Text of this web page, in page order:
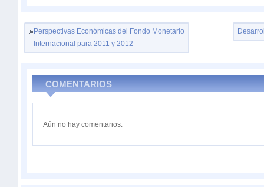
Perspectivas Económicas del Fondo Monetario
Internacional para 2011 y 2012
COMENTARIOS
Aún no hay comentarios.